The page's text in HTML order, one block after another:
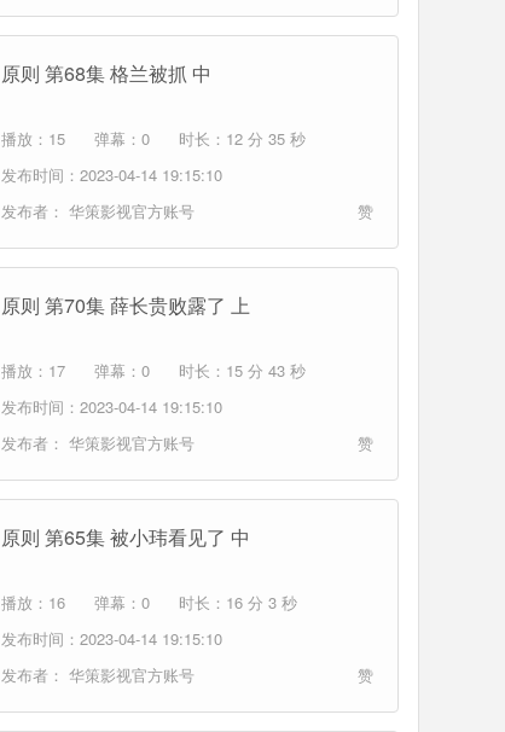
原则 第68集 格兰被抓 中
播放：15 弹幕：0
时长：12 分 35 秒
发布时间：2023-04-14 19:15:10
发布者： 华策影视官方账号 赞
原则 第70集 薛长贵败露了 上
播放：17 弹幕：0
时长：15 分 43 秒
发布时间：2023-04-14 19:15:10
发布者： 华策影视官方账号 赞
原则 第65集 被小玮看见了 中
播放：16 弹幕：0
时长：16 分 3 秒
发布时间：2023-04-14 19:15:10
发布者： 华策影视官方账号 赞